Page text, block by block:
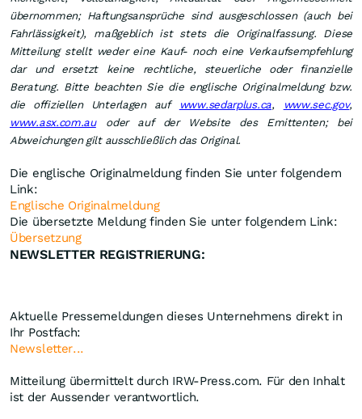
übernommen; Haftungsansprüche sind ausgeschlossen (auch bei
Fahrlässigkeit), maßgeblich ist stets die Originalfassung. Diese
Mitteilung stellt weder eine Kauf- noch eine Verkaufsempfehlung
dar und ersetzt keine rechtliche, steuerliche oder finanzielle
Beratung. Bitte beachten Sie die englische Originalmeldung bzw.
die offiziellen Unterlagen auf
www.sedarplus.ca, www.sec.gov,
www.asx.com.au
oder auf der Website des Emittenten; bei
Abweichungen gilt ausschließlich das Original.
Die englische Originalmeldung finden Sie unter folgendem
Link:
Englische Originalmeldung
Die übersetzte Meldung finden Sie unter folgendem Link:
Übersetzung
NEWSLETTER REGISTRIERUNG:
Aktuelle Pressemeldungen dieses Unternehmens direkt in
Ihr Postfach:
Newsletter...
Mitteilung übermittelt durch IRW-Press.com. Für den Inhalt
ist der Aussender verantwortlich.